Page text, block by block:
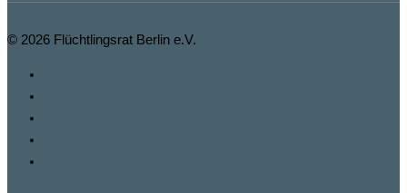
© 2026 Flüchtlingsrat Berlin e.V.